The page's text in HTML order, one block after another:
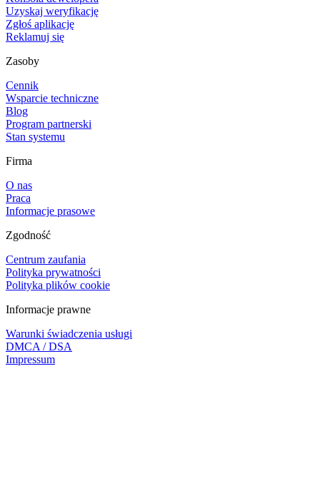
Uzyskaj weryfikację
Zgłoś aplikację
Reklamuj się
Zasoby
Cennik
Wsparcie techniczne
Blog
Program partnerski
Stan systemu
Firma
O nas
Praca
Informacje prasowe
Zgodność
Centrum zaufania
Polityka prywatności
Polityka plików cookie
Informacje prawne
Warunki świadczenia usługi
DMCA / DSA
Impressum